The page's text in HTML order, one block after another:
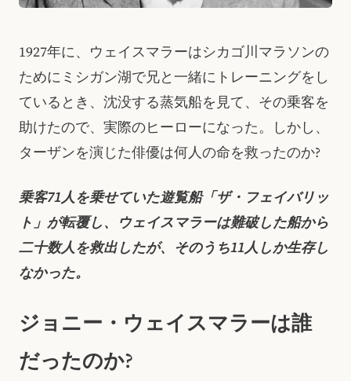
1927年に、ウェイスマラーはシカゴ川マラソンの
ためにミシガン湖で兄と一緒にトレーニングをし
ているとき、沈没する蒸気船を見て、その乗客を
助けたので、実際のヒーローになった。しかし、
ターザンを演じた俳優は何人の命を救ったのか?
乗客71人を乗せていた遊覧船「ザ・フェイバリッ
ト」が転覆し、ウェイスマラーは難破した船から
二十数人を救出したが、そのうち11人しか生存し
なかった。
ジョニー・ウェイスマラーは誰
だったのか?